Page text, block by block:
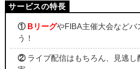
① BリーグやFIBA主催大会などバ
う！
②ライブ配信はもちろん、見逃し